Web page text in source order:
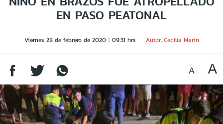
EN PASO PEATONAL
Viernes 28 de febrero de 2020 09:31 hrs Autor: Cecilia Marín